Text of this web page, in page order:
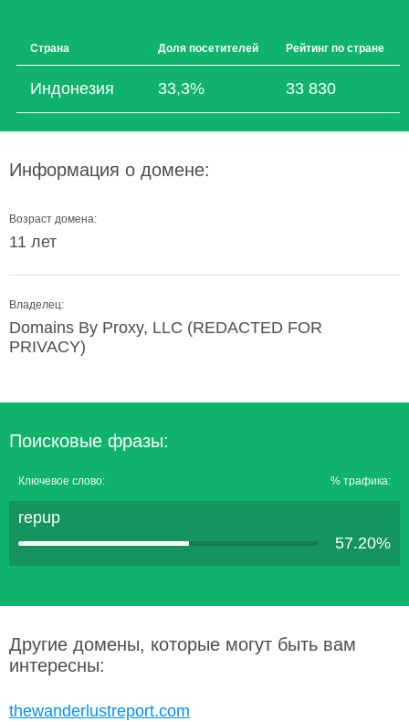
Страна Доля посетителей Рейтинг по стране
Индонезия 33,3% 33 830
Информация о домене:
Возраст домена:
11 лет
Владелец:
Domains By Proxy, LLC (REDACTED FOR
PRIVACY)
Поисковые фразы:
Ключевое слово: % трафика:
repup
57.20%
Другие домены, которые могут быть вам
интересны:
thewanderlustreport.com